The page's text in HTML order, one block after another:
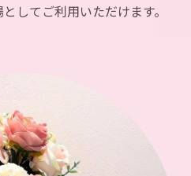
してご利用いただけます。